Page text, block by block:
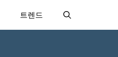
트렌드